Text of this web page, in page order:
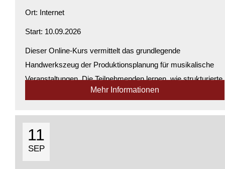
Ort: Internet
Start: 10.09.2026
Dieser Online-Kurs vermittelt das grundlegende
Handwerkszeug der Produktionsplanung für musikalische
Veranstaltungen. Die Teilnehmenden lernen, wie strukturierte
Abläufe und effektives Zeitmanagement den
Mehr Informationen
11
SEP